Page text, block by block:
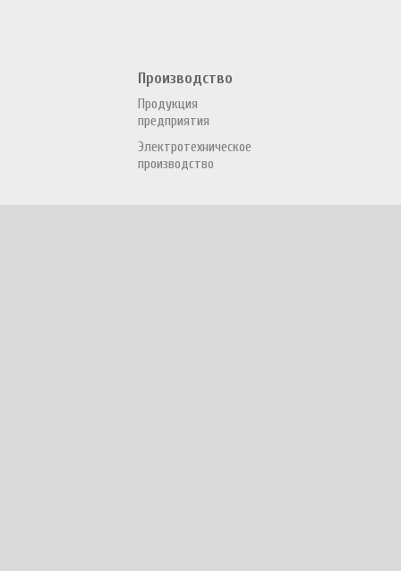
Производство
Продукция
предприятия
Электротехническое
производство